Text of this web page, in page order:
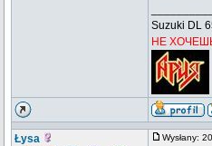
Suzuki DL
НЕ
Łysa Wysłany: